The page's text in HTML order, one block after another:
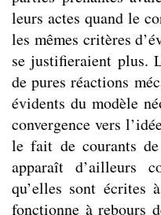
leurs actes quand le
les mêmes critères
se justifieraient plus.
de pures réactions
évidents du modèle
convergence vers
le fait de courants de
apparaît d’ailleurs
qu’elles sont écrites
fonctionne à rebours